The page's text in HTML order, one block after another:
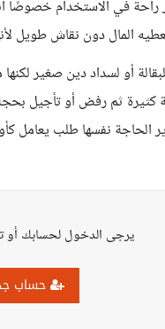
راحة في الاستخدام
المال دون نقاش طويل
أو لسداد دين صغير
كثيرة ثم رفض أو تأجيل
الحاجة نفسها طلب يعامل
يرجى الدخول لحسابك
حساب